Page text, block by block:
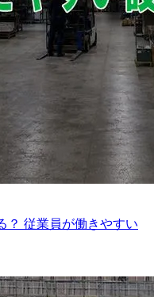
？ 従業員が働きやすい